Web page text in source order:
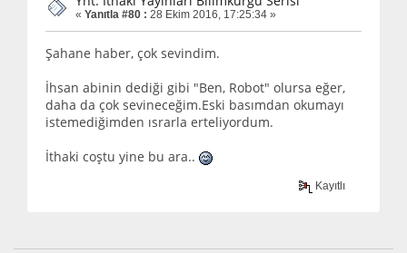
« Yanıtla #80 : 28 Ekim 2016, 17:25:34 »
Şahane haber, çok sevindim.
İhsan abinin dediği gibi "Ben, Robot" olursa eğer,
daha da çok sevineceğim.Eski basımdan okumayı
istemediğimden ısrarla erteliyordum.
İthaki coştu yine bu ara..
Kayıtlı